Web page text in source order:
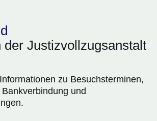
der Justizvollzugsanstalt
zu Besuchsterminen,
und